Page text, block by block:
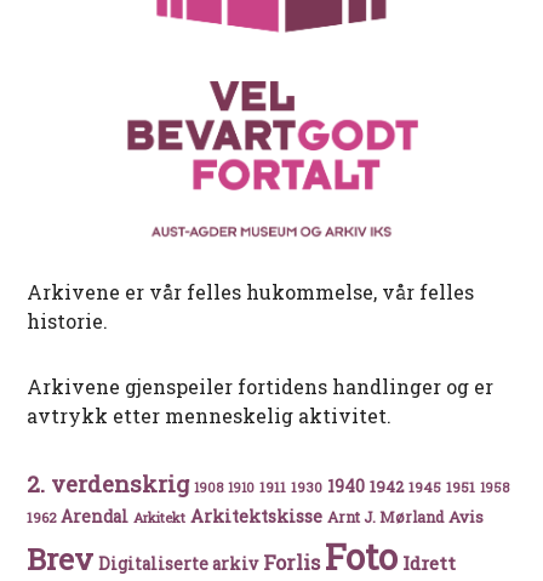
Arkivene er vår felles hukommelse, vår felles
historie.
Arkivene gjenspeiler fortidens handlinger og er
avtrykk etter menneskelig aktivitet.
2. verdenskrig 1908 1910 1911 1930 1940 1942 1945 1951 1958
1962 Arendal Arkitekt Arkitektskisse Arnt J. Mørland Avis
Brev Digitaliserte arkiv Forlis Foto Idrett